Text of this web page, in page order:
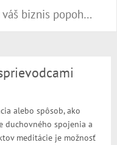
Progresívne PR články dokážu váš biznis popohnať vesmírnou rýchlosťou vpred. Nepremeškajte tú správnu príležitosť a publikujte na našom webe.
alebo spôsob, ako
duchovného spojenia a
meditácie je možnosť